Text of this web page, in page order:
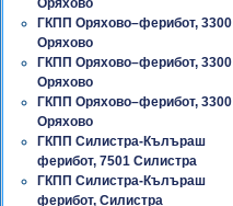
Оряхово
ГКПП Оряхово–ферибот, 3300
Оряхово
ГКПП Оряхово–ферибот, 3300
Оряхово
ГКПП Оряхово–ферибот, 3300
Оряхово
ГКПП Силистра-Кълъраш
ферибот, 7501 Силистра
ГКПП Силистра-Кълъраш
ферибот, Силистра